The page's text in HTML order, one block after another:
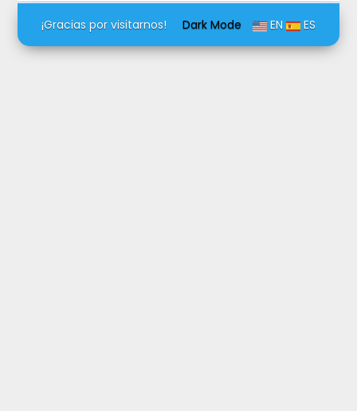
Dark Mode EN ES
¡Gracias por visitarnos!